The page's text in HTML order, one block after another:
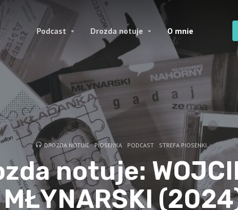
Podcast Drozda notuje O mnie
DROZDA NOTUJE PIOSENKA PODCAST STREFA PIOSENKI
notuje:
MŁYNARSKI